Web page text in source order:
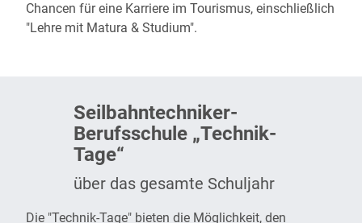
Chancen für eine Karriere im Tourismus, einschließlich
"Lehre mit Matura & Studium".
Seilbahntechniker-
Berufsschule „Technik-
Tage“
über das gesamte Schuljahr
Die "Technik-Tage" bieten die Möglichkeit, den